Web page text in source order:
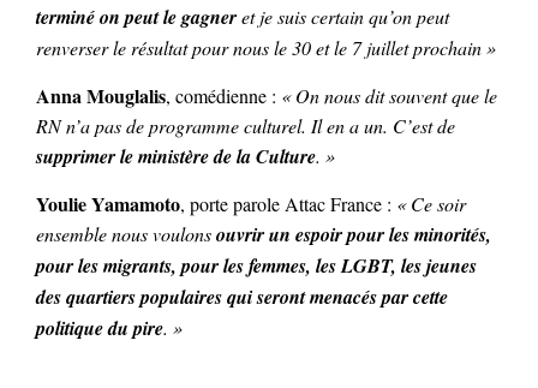
terminé on peut le gagneret je suis certain qu’on peut
renverser le résultat pour nous le 30 et le 7 juillet prochain »
Anna Mouglalis, comédienne : « On nous dit souvent que le
RN n’a pas de programme culturel. Il en a un. C’est de
supprimer le ministère de la Culture. »
Youlie Yamamoto, porte parole Attac France : « Ce soir
ensemble nous voulonsouvrir un espoir pour les minorités,
pour les migrants, pour les femmes, les LGBT, les jeunes
des quartiers populaires qui seront menacés par cette
politique du pire. »